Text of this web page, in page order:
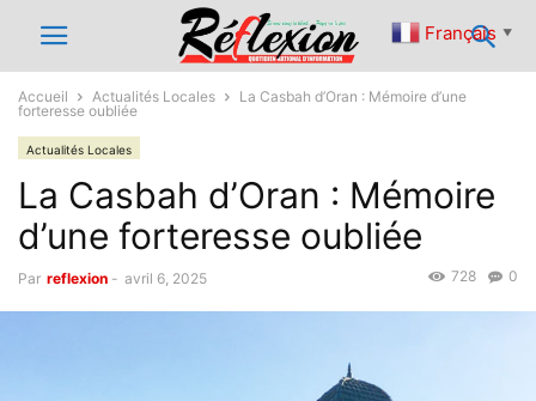
Accueil Actualités Locales
La Casbah d’Oran : Mémoire d’une
forteresse oubliée
Actualités Locales
La Casbah d’Oran : Mémoire
d’une forteresse oubliée
Par reflexion - avril 6, 2025 0
728
Français ▼